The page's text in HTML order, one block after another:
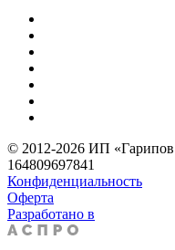
© 2012-2026 ИП
164809697841
Конфиденциальность
Оферта
Разработано в